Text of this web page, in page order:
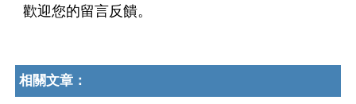
歡迎您的留言反饋。
相關文章：